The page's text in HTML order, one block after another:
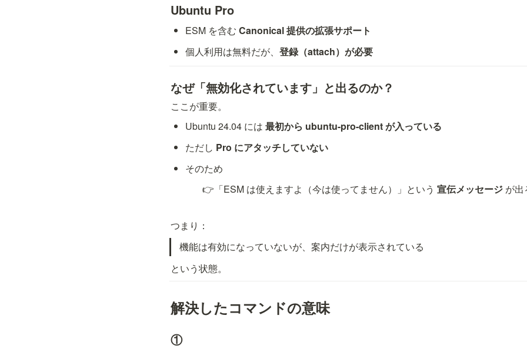
Ubuntu Pro
ESM を含む Canonical 提供の拡張サポート
個人利用は無料だが、登録（attach）が必要
なぜ「無効化されています」と出るのか？
ここが重要。
Ubuntu 24.04 には 最初から ubuntu-pro-client が入っている
ただし Pro にアタッチしていない
そのため
👉「ESM は使えますよ（今は使ってません）」という 宣伝メッセージ が出
つまり：
機能は有効になっていないが、案内だけが表示されている
という状態。
解決したコマンドの意味
①